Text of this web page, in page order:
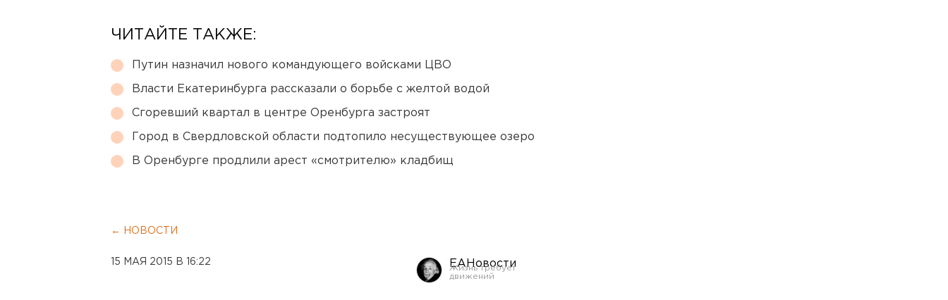
ЧИТАЙТЕ ТАКЖЕ:
Путин назначил нового командующего войсками ЦВО
Власти Екатеринбурга рассказали о борьбе с желтой водой
Сгоревший квартал в центре Оренбурга застроят
Город в Свердловской области подтопило несуществующее озеро
В Оренбурге продлили арест «смотрителю» кладбищ
← НОВОСТИ
15 МАЯ 2015 В 16:22 ЕАНовости